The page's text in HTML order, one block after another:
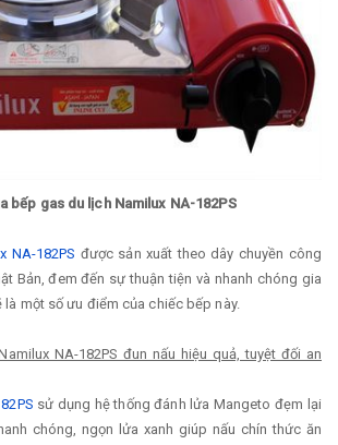
bếp gas du lịch Namilux NA-182PS
NA-182PS được sản xuất theo dây chuyền công
Bản, đem đến sự thuận tiện và nhanh chóng gia
một số ưu điểm của chiếc bếp này.
NA-182PS đun nấu hiệu quả, tuyệt đối an
sử dụng hệ thống đánh lửa Mangeto đẹm lại
chóng, ngọn lửa xanh giúp nấu chín thức ăn